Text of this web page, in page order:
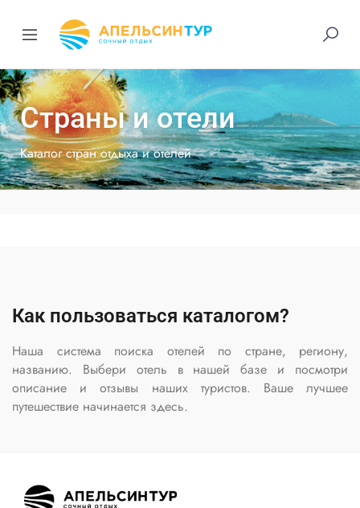
Страны и отели
Каталог стран отдыха и отелей
Как пользоваться каталогом?
Наша система поиска отелей по стране, региону,
названию. Выбери отель в нашей базе и посмотри
описание и отзывы наших туристов. Ваше лучшее
путешествие начинается здесь.